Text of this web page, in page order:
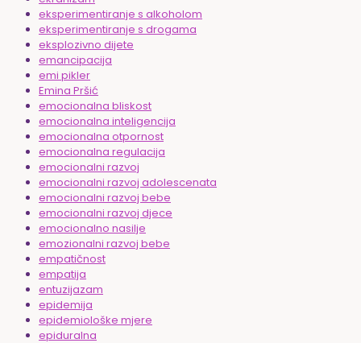
eksperimentiranje s alkoholom
eksperimentiranje s drogama
eksplozivno dijete
emancipacija
emi pikler
Emina Pršić
emocionalna bliskost
emocionalna inteligencija
emocionalna otpornost
emocionalna regulacija
emocionalni razvoj
emocionalni razvoj adolescenata
emocionalni razvoj bebe
emocionalni razvoj djece
emocionalno nasilje
emozionalni razvoj bebe
empatičnost
empatija
entuzijazam
epidemija
epidemiološke mjere
epiduralna